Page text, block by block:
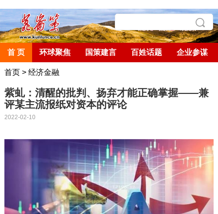
首 页 环球聚焦 国策建言 百姓话题 企业参谋
首页> 经济金融
紫虬：清醒的批判、扬弃才能正确掌握——兼
评某主流报纸对资本的评论
2022-02-10